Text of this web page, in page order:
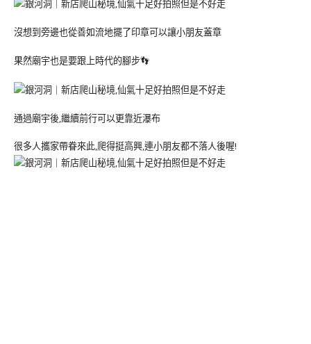
沒想到旁邊也從善如流地擺了印章可以讓小朋友蓋章
果然廟宇也是要跟上時代的腳步👣
通過廟宇後,繼續前行可以更靠近瀑布
很多人攜家帶眷來此,爬得挺高興,連小朋友都不落人後喔!